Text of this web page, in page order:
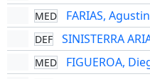
MED FARIAS,
DEF SINISTERRA
MED FIGUEROA,